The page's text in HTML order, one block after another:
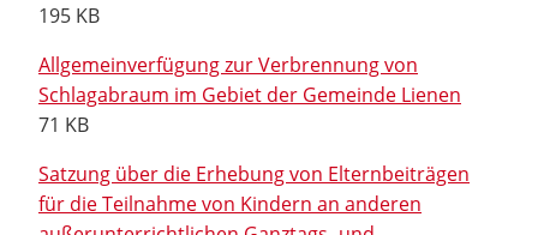
195 KB
Allgemeinverfügung zur Verbrennung von
Schlagabraum im Gebiet der Gemeinde Lienen
71 KB
Satzung über die Erhebung von Elternbeiträgen
für die Teilnahme von Kindern an anderen